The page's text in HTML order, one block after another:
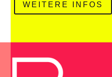
WEITERE INFOS